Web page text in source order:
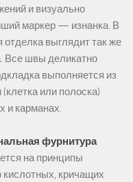
и визуально
маркер — изнанка. В
отделка выглядит так же
Все швы деликатно
выполняется из
или полоска)
и карманах.
фурнитура
на принципы
кислотных, кричащих